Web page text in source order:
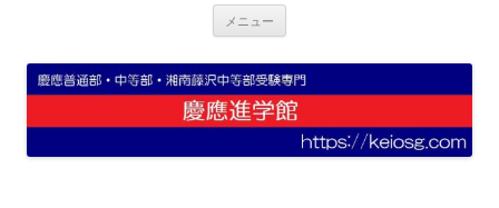
メニュー